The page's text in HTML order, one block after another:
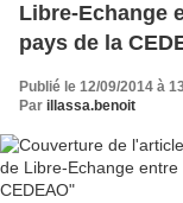
Libre-Echange
pays de la
Publié le 12/09/2014 à
Par illassa.benoit